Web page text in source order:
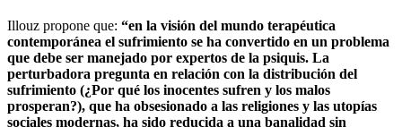
Illouz propone que: “en la visión del mundo terapéutica
contemporánea el sufrimiento se ha convertido en un problema
que debe ser manejado por expertos de la psiquis. La
perturbadora pregunta en relación con la distribución del
sufrimiento (¿Por qué los inocentes sufren y los malos
prosperan?), que ha obsesionado a las religiones y las utopías
sociales modernas, ha sido reducida a una banalidad sin